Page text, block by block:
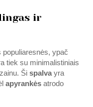
ir
ypač
tiek su minimalistiniais
Šispalva yra
apyrankės atrodo